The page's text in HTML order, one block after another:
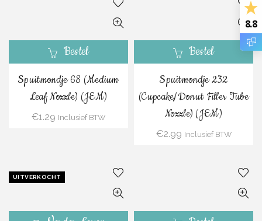
Bestel
Spuitmondje 68 (Medium
Leaf Nozzle) (JEM)
€1.29 Inclusief BTW
Bestel
Spuitmondje 232
(Cupcake/Donut Filler Tube
Nozzle) (JEM)
€2.99 Inclusief BTW
UITVERKOCHT
8.8